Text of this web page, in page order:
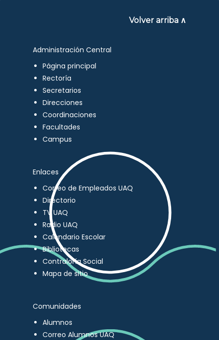
Volver arriba ∧
Administración Central
Página principal
Rectoría
Secretarios
Direcciones
Coordinaciones
Facultades
Campus
Enlaces
Correo de Empleados UAQ
Directorio
TV UAQ
Radio UAQ
Calendario Escolar
Bibliotecas
Contraloría Social
Mapa de sitio
Comunidades
Alumnos
Correo Alumnos UAQ